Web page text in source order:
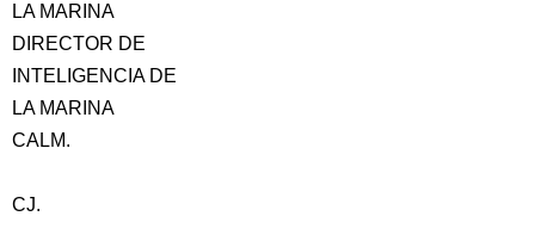
LA MARINA
DIRECTOR DE
INTELIGENCIA DE
LA MARINA
CALM.
CJ.